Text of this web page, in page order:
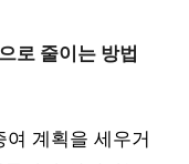
로 줄이는 방법
계획을 세우거